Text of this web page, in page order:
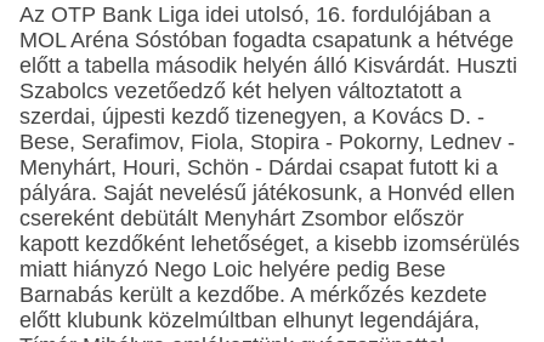
Az OTP Bank Liga idei utolsó, 16. fordulójában a
MOL Aréna Sóstóban fogadta csapatunk a hétvége
előtt a tabella második helyén álló Kisvárdát. Huszti
Szabolcs vezetőedző két helyen változtatott a
szerdai, újpesti kezdő tizenegyen, a Kovács D. -
Bese, Serafimov, Fiola, Stopira - Pokorny, Lednev -
Menyhárt, Houri, Schön - Dárdai csapat futott ki a
pályára. Saját nevelésű játékosunk, a Honvéd ellen
csereként debütált Menyhárt Zsombor először
kapott kezdőként lehetőséget, a kisebb izomsérülés
miatt hiányzó Nego Loic helyére pedig Bese
Barnabás került a kezdőbe. A mérkőzés kezdete
előtt klubunk közelmúltban elhunyt legendájára,